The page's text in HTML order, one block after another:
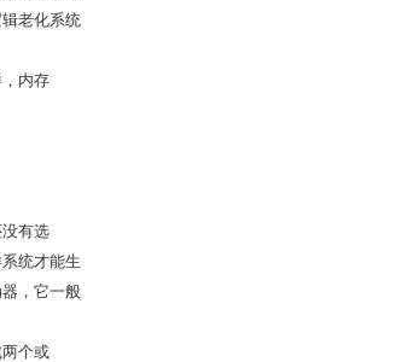
老化系统
内存
有选
统才能生
，它一般
个或